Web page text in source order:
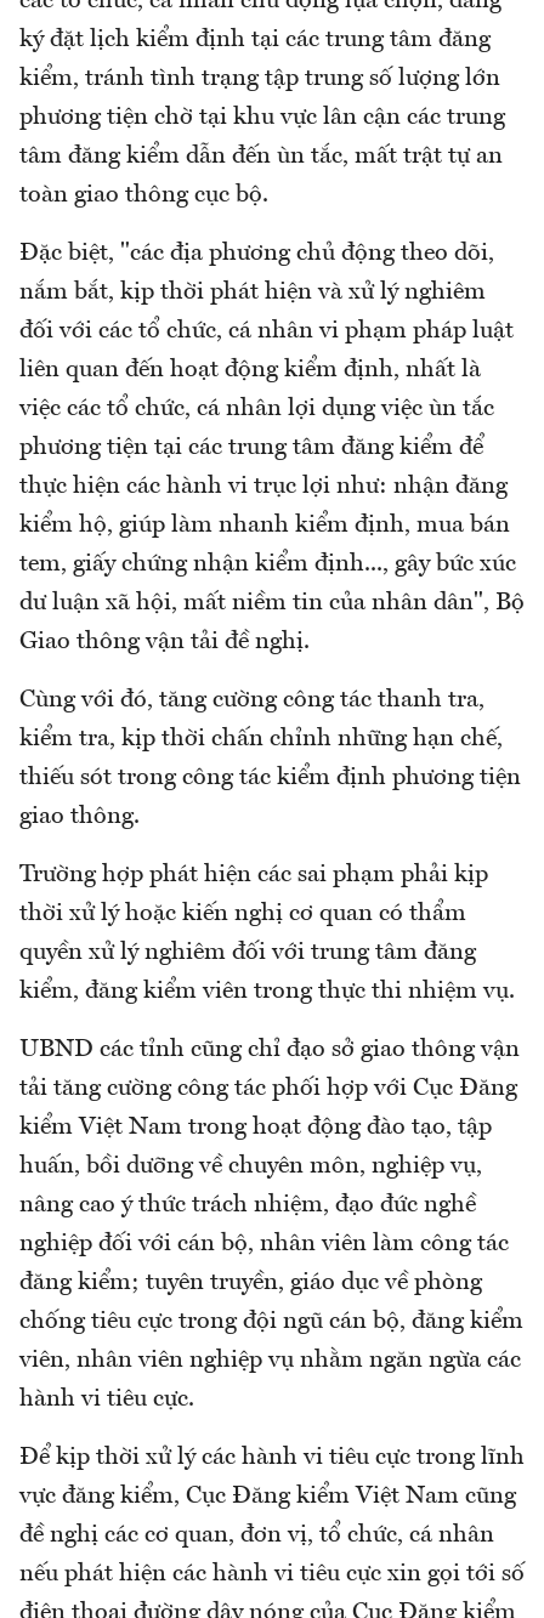
ký đặt lịch kiểm định tại các trung tâm đăng
kiểm, tránh tình trạng tập trung số lượng lớn
phương tiện chờ tại khu vực lân cận các trung
tâm đăng kiểm dẫn đến ùn tắc, mất trật tự an
toàn giao thông cục bộ.
Đặc biệt, "các địa phương chủ động theo dõi,
nắm bắt, kịp thời phát hiện và xử lý nghiêm
đối với các tổ chức, cá nhân vi phạm pháp luật
liên quan đến hoạt động kiểm định, nhất là
việc các tổ chức, cá nhân lợi dụng việc ùn tắc
phương tiện tại các trung tâm đăng kiểm để
thực hiện các hành vi trục lợi như: nhận đăng
kiểm hộ, giúp làm nhanh kiểm định, mua bán
tem, giấy chứng nhận kiểm định..., gây bức xúc
dư luận xã hội, mất niềm tin của nhân dân", Bộ
Giao thông vận tải đề nghị.
Cùng với đó, tăng cường công tác thanh tra,
kiểm tra, kịp thời chấn chỉnh những hạn chế,
thiếu sót trong công tác kiểm định phương tiện
giao thông.
Trường hợp phát hiện các sai phạm phải kịp
thời xử lý hoặc kiến nghị cơ quan có thẩm
quyền xử lý nghiêm đối với trung tâm đăng
kiểm, đăng kiểm viên trong thực thi nhiệm vụ.
UBND các tỉnh cũng chỉ đạo sở giao thông vận
tải tăng cường công tác phối hợp với Cục Đăng
kiểm Việt Nam trong hoạt động đào tạo, tập
huấn, bồi dưỡng về chuyên môn, nghiệp vụ,
nâng cao ý thức trách nhiệm, đạo đức nghề
nghiệp đối với cán bộ, nhân viên làm công tác
đăng kiểm; tuyên truyền, giáo dục về phòng
chống tiêu cực trong đội ngũ cán bộ, đăng kiểm
viên, nhân viên nghiệp vụ nhằm ngăn ngừa các
hành vi tiêu cực.
Để kịp thời xử lý các hành vi tiêu cực trong lĩnh
vực đăng kiểm, Cục Đăng kiểm Việt Nam cũng
đề nghị các cơ quan, đơn vị, tổ chức, cá nhân
nếu phát hiện các hành vi tiêu cực xin gọi tới số